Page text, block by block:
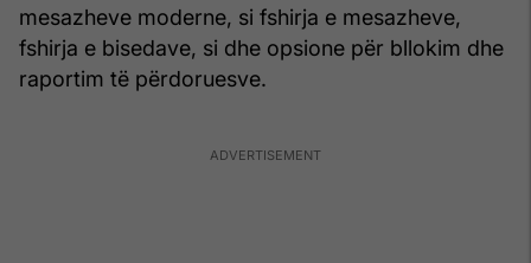
mesazheve moderne, si fshirja e mesazheve,
fshirja e bisedave, si dhe opsione për bllokim dhe
raportim të përdoruesve.